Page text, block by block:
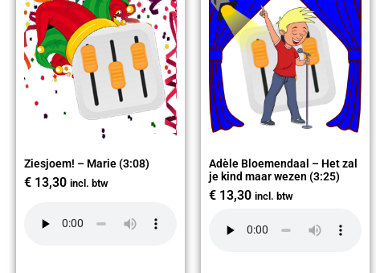
Ziesjoem! – Marie (3:08)
€ 13,30 incl. btw
Adèle Bloemendaal – Het zal
je kind maar wezen (3:25)
€ 13,30 incl. btw